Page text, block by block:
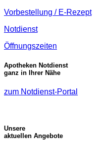
Vorbestellung / E-Rezept
Notdienst
Öffnungszeiten
Apotheken Notdienst
ganz in Ihrer Nähe
zum Notdienst-Portal
Unsere
aktuellen Angebote